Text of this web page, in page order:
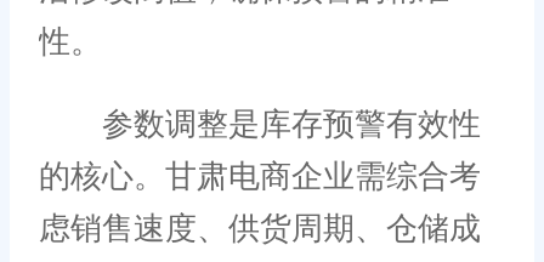
性。
参数调整是库存预警有效性
的核心。甘肃电商企业需综合考
虑销售速度、供货周期、仓储成